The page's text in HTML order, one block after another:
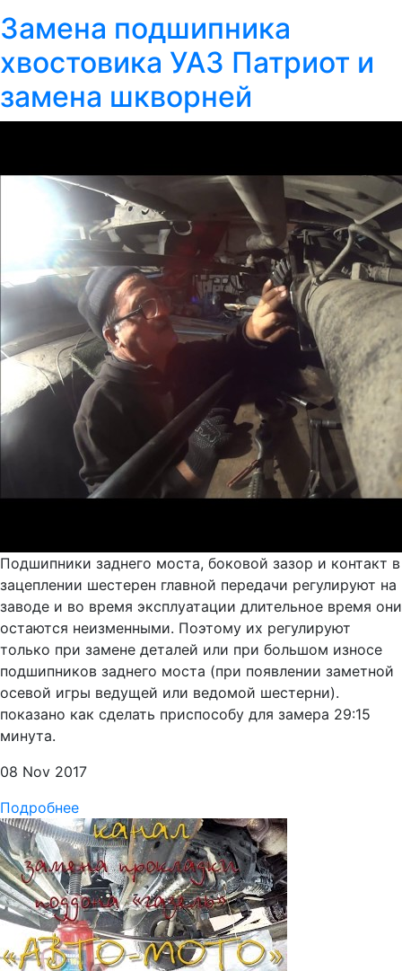
Замена подшипника
хвостовика УАЗ Патриот и
замена шкворней
Подшипники заднего моста, боковой зазор и контакт в
зацеплении шестерен главной передачи регулируют на
заводе и во время эксплуатации длительное время они
остаются неизменными. Поэтому их регулируют
только при замене деталей или при большом износе
подшипников заднего моста (при появлении заметной
осевой игры ведущей или ведомой шестерни).
показано как сделать приспособу для замера 29:15
минута.
08 Nov 2017
Подробнее